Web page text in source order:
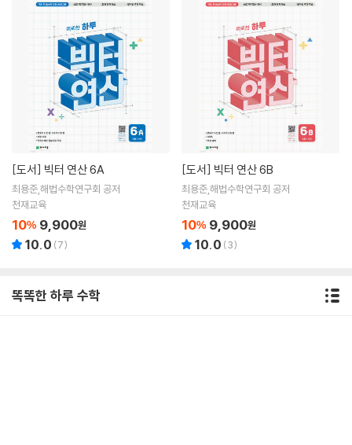
[도서] 빅터 연산 6A
최용준,해법수학연구회 공저
천재교육
10% 9,900원
10.0 (7)
[도서] 빅터 연산 6B
최용준,해법수학연구회 공저
천재교육
10% 9,900원
10.0 (3)
똑똑한 하루 수학